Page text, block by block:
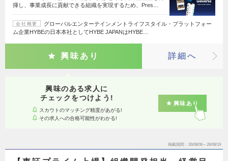
揮し、事業成長に貢献できる組織を実現するため、Pres…
会社概要
グローバルエンターテインメントライフスタイル・プラットフォー
ム企業HYBEの日本本社としてHYBE JAPANはHYBE…
興味あり 詳細へ
興味のある求人に
チェックをつけよう!
スカウトのマッチング精度があがる!
その求人への合格可能性がわかる!
興味あり
掲載期間 26/08/06～26/08/19